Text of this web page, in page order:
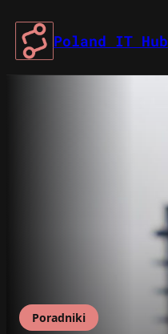
Przejdź
do
treści
Poland IT Hub
Poradniki